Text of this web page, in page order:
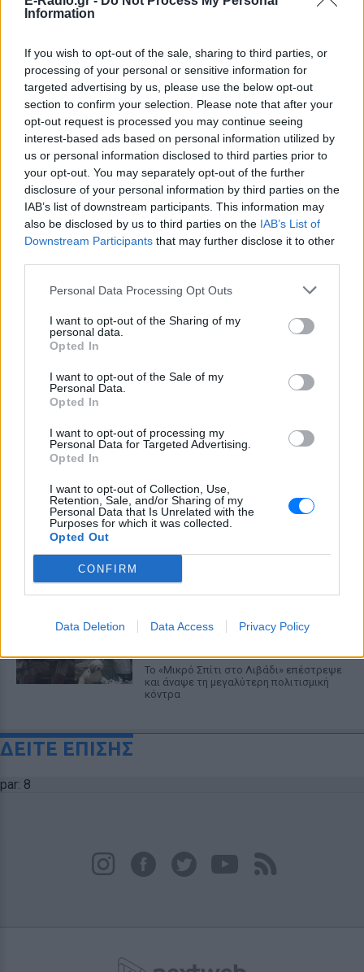
Information
If you wish to opt-out of the sale, sharing to third parties, or
processing of your personal or sensitive information for
targeted advertising by us, please use the below opt-out
section to confirm your selection. Please note that after your
opt-out request is processed you may continue seeing
interest-based ads based on personal information utilized by
us or personal information disclosed to third parties prior to
your opt-out. You may separately opt-out of the further
disclosure of your personal information by third parties on the
IAB’s list of downstream participants. This information may
also be disclosed by us to third parties on the IAB’s List of
Downstream Participants that may further disclose it to other
Personal Data Processing Opt Outs
I want to opt-out of the Sharing of my
personal data.
Opted In
I want to opt-out of the Sale of my
Personal Data.
Opted In
I want to opt-out of processing my
Personal Data for Targeted Advertising.
Opted In
I want to opt-out of Collection, Use,
Retention, Sale, and/or Sharing of my
Personal Data that Is Unrelated with the
Purposes for which it was collected.
Opted Out
CONFIRM
Data Deletion Data Access Privacy Policy
Για πολλούς, ο πιο όμορφος μήνας του
χρόνου
Τι αλλάζει στις κάψουλες καφέ; Ο κανονισμός
της ΕΕ που τίθεται σε ισχύ από τις 12
Αυγούστου
κάψουλες καφέ μιας χρήσης αποκτούν επίσημη νομική
ΠΡΟΧΤΈΣ
πάντα την Αθήνα
ελληνικότητα
Έφτιαξαν το Napster που
κατεβάζαμε μουσική ‑ Πού
βρίσκονται σήμερα;
Έκαναν κάτι καινοτόμο (αν και παράνομο)
Explainer: Γιατί η Αμερική
στο Λιβάδι»;
Το «Μικρό Σπίτι στο Λιβάδι» επέστρεψε
και άναψε τη μεγαλύτερη πολιτισμική
κόντρα
ΔΕΙΤΕ ΕΠΙΣΗΣ
par: 8